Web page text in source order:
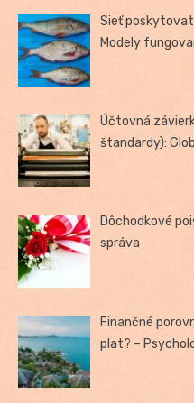
Sieť
Modely
Účtovná
štandardy):
Dôchodkové
správa
Finančné
plat? –